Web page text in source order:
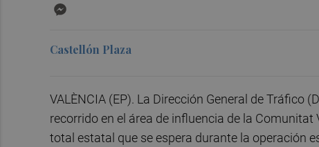
Castellón Plaza
VALÈNCIA (EP). La Dirección General de Tráfico
recorrido en el área de influencia de la Comunitat
total estatal que se espera durante la operación